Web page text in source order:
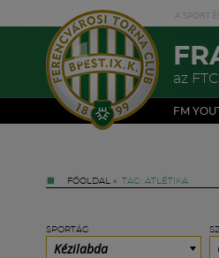
az
FM
FŐOLDAL » TAG: ATLÉTIKA
SPORTÁG
Kézilabda